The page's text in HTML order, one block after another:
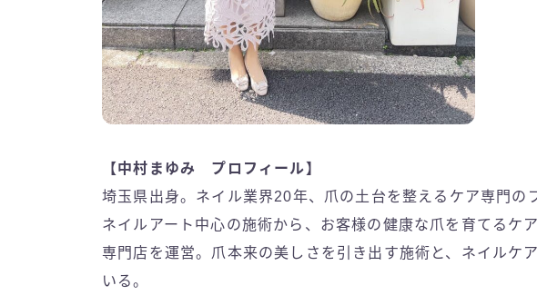
【中村まゆみ プロフィール】
埼玉県出身。ネイル業界20年、爪の土台を整えるケア専門の
ネイルアート中心の施術から、お客様の健康な爪を育てるケ
専門店を運営。爪本来の美しさを引き出す施術と、ネイルケ
いる。